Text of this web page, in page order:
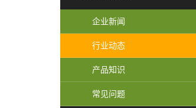
企业新闻
行业动态
产品知识
常见问题